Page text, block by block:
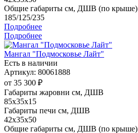
Общие габариты см, ДШВ (по крыше)
185/125/235
Подробнее
Подробнее
Мангал "Подмосковье Лайт"
Есть в наличии
Артикул: 80061888
от 35 300 ₽
Габариты жаровни см, ДШВ
85x35x15
Габариты печи см, ДШВ
42x35x50
Общие габариты см, ДШВ (по крыше)